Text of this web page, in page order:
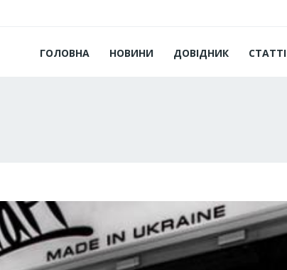
ГОЛОВНА НОВИНИ ДОВІДНИК СТАТТІ